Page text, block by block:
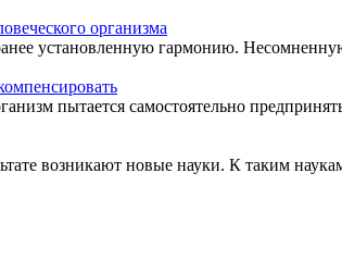
организма
установленную гармонию.
пытается самостоятельно
возникают новые науки. К таким